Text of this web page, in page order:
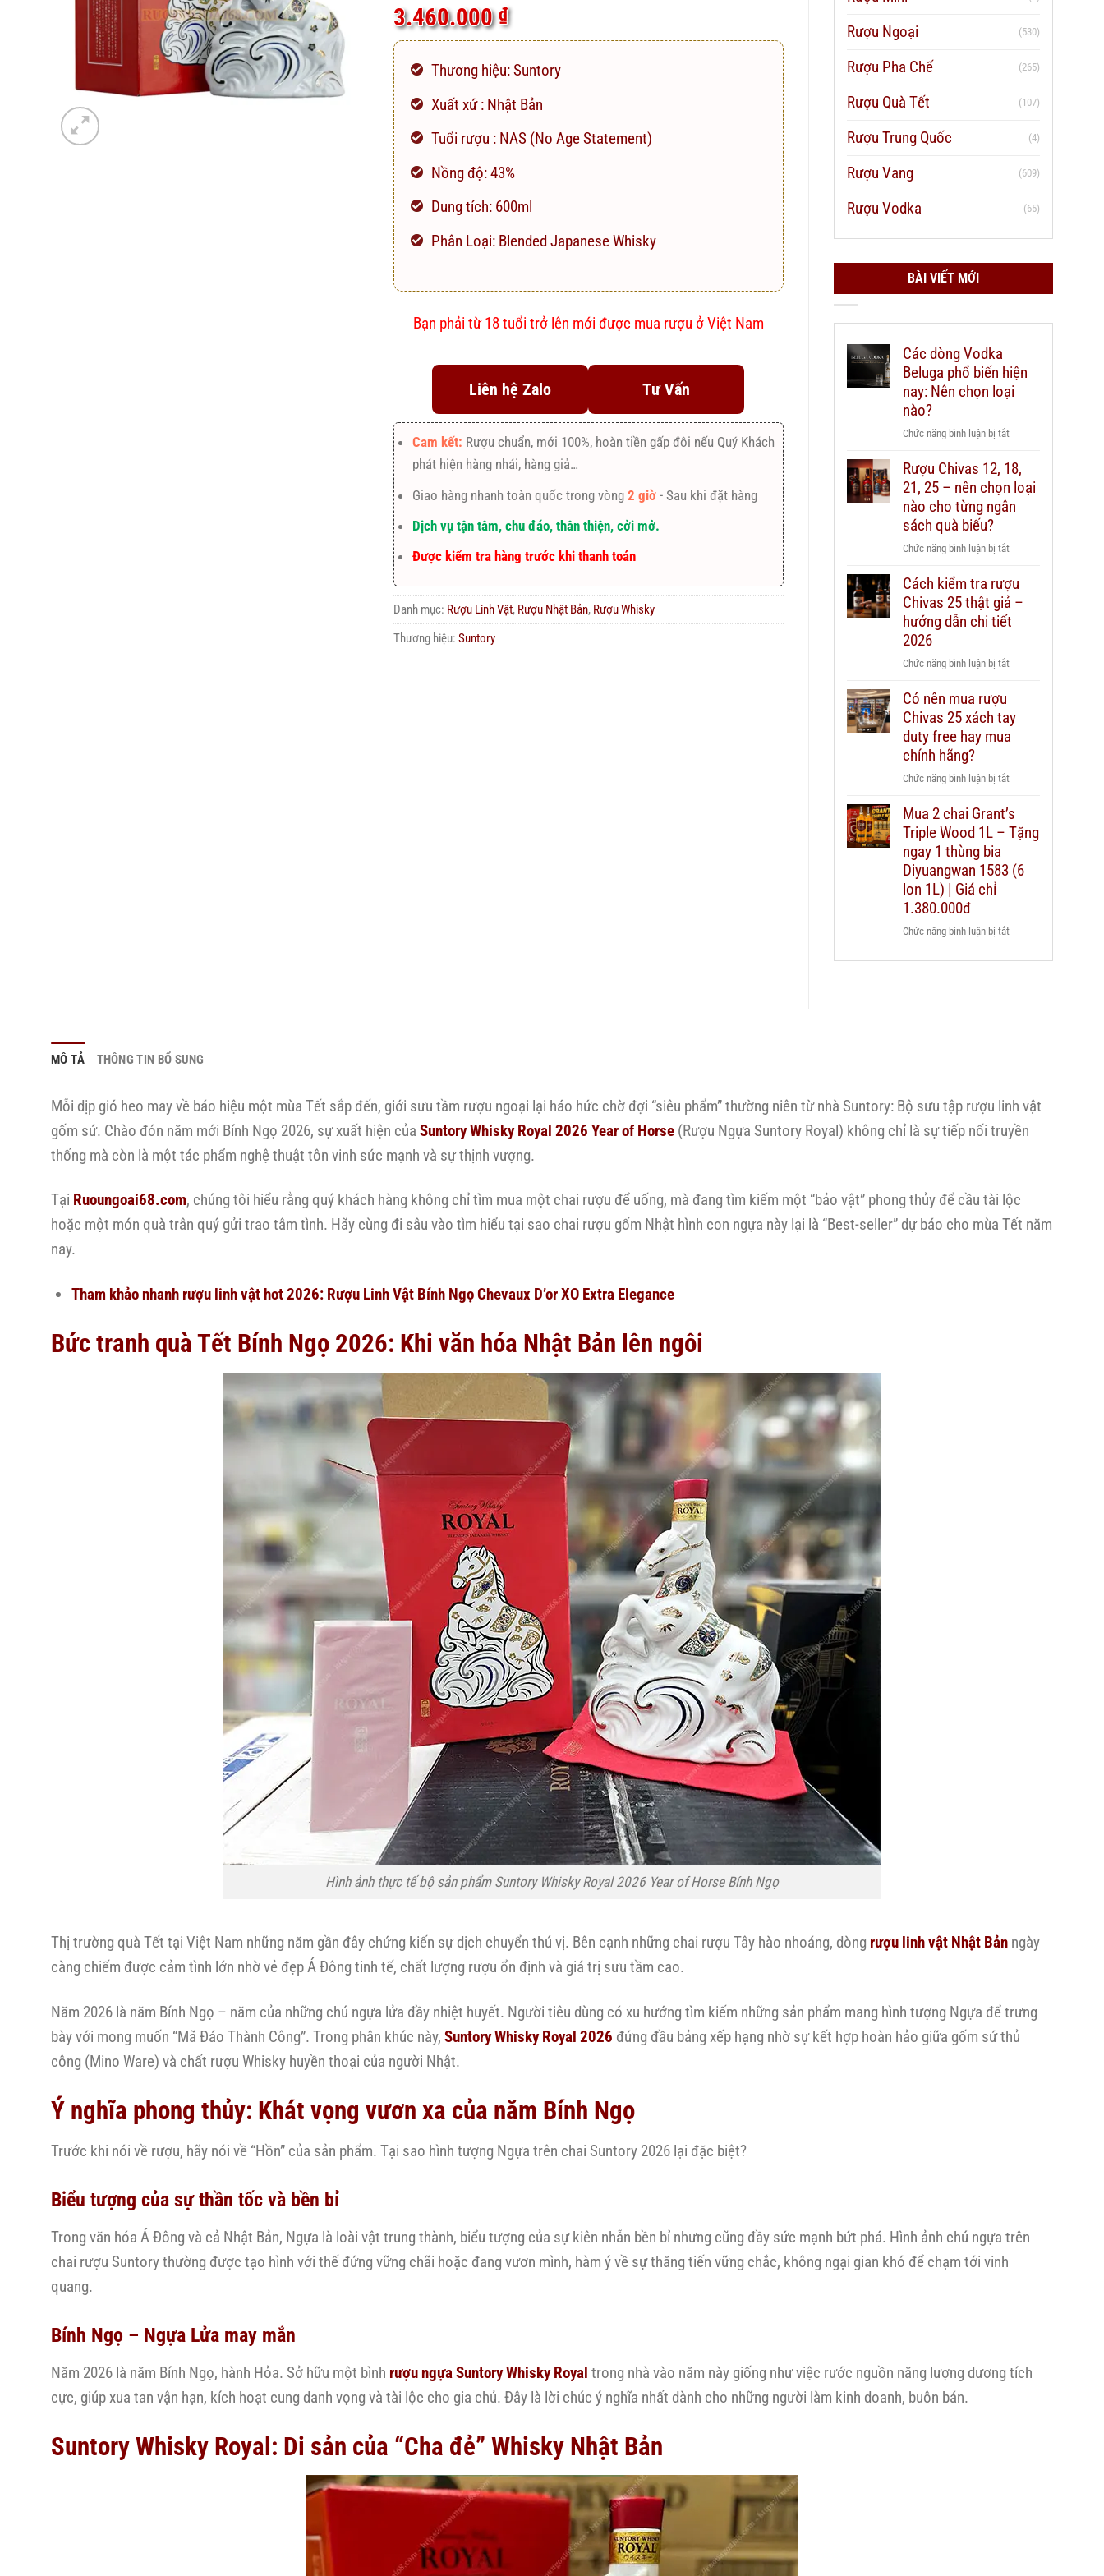
dựa trên
đánh giá
3.460.000₫
Thương hiệu: Suntory
Xuất xứ : Nhật Bản
Tuổi rượu : NAS (No Age Statement)
Nồng độ: 43%
Dung tích: 600ml
Phân Loại: Blended Japanese Whisky
Bạn phải từ 18 tuổi trở lên mới được mua rượu ở Việt Nam
Liên hệ Zalo Tư Vấn
Cam kết: Rượu chuẩn, mới 100%, hoàn tiền gấp đôi nếu Quý Khách
phát hiện hàng nhái, hàng giả…
Giao hàng nhanh toàn quốc trong vòng 2 giờ- Sau khi đặt hàng
Dịch vụ tận tâm, chu đáo, thân thiện, cởi mở.
Được kiểm tra hàng trước khi thanh toán
Danh mục: Rượu Linh Vật, Rượu Nhật Bản, Rượu Whisky
Thương hiệu: Suntory
Rượu Ngoại (530)
Rượu Pha Chế (265)
Rượu Quà Tết (107)
Rượu Trung Quốc (4)
Rượu Vang (609)
Rượu Vodka (65)
BÀI VIẾT MỚI
Các dòng Vodka
Beluga phổ biến hiện
nay: Nên chọn loại
nào?
Chức năng bình luận bị tắtở
dòng
Vodka
Beluga
hiện
Nên
chọn
loại
Rượu Chivas 12, 18,
21, 25 – nên chọn loại
nào cho từng ngân
sách quà biếu?
Chức năng bình luận bị tắtở
Chivas
12,
18,
–
loại
nào
quà
biếu?
Cách kiểm tra rượu
Chivas 25 thật giả –
hướng dẫn chi tiết
2026
Chức năng bình luận bị tắtở
tra
rượu
thật
–
hướng
chi
Có nên mua rượu
Chivas 25 xách tay
duty free hay mua
chính hãng?
Chức năng bình luận bị tắtở
nên
mua
Chivas
25
duty
Mua 2 chai Grant’s
Triple Wood 1L – Tặng
ngay 1 thùng bia
Diyuangwan 1583 (6
lon 1L) | Giá chỉ
1.380.000đ
Chức năng bình luận bị tắtở
2
ngay
thùng
(6
lon
MÔ TẢ THÔNG TIN BỔ SUNG
Mỗi dịp gió heo may về báo hiệu một mùa Tết sắp đến, giới sưu tầm rượu ngoại lại háo hức chờ đợi “siêu phẩm” thường niên từ nhà Suntory: Bộ sưu tập rượu linh vật
gốm sứ. Chào đón năm mới Bính Ngọ 2026, sự xuất hiện của Suntory Whisky Royal 2026 Year of Horse (Rượu Ngựa Suntory Royal) không chỉ là sự tiếp nối truyền
thống mà còn là một tác phẩm nghệ thuật tôn vinh sức mạnh và sự thịnh vượng.
Tại Ruoungoai68.com, chúng tôi hiểu rằng quý khách hàng không chỉ tìm mua một chai rượu để uống, mà đang tìm kiếm một “bảo vật” phong thủy để cầu tài lộc
hoặc một món quà trân quý gửi trao tâm tình. Hãy cùng đi sâu vào tìm hiểu tại sao chai rượu gốm Nhật hình con ngựa này lại là “Best-seller” dự báo cho mùa Tết năm
nay.
Tham khảo nhanh rượu linh vật hot 2026: Rượu Linh Vật Bính Ngọ Chevaux D’or XO Extra Elegance
Bức tranh quà Tết Bính Ngọ 2026: Khi văn hóa Nhật Bản lên ngôi
Hình ảnh thực tế bộ sản phẩm Suntory Whisky Royal 2026 Year of Horse Bính Ngọ
Thị trường quà Tết tại Việt Nam những năm gần đây chứng kiến sự dịch chuyển thú vị. Bên cạnh những chai rượu Tây hào nhoáng, dòng rượu linh vật Nhật Bản ngày
càng chiếm được cảm tình lớn nhờ vẻ đẹp Á Đông tinh tế, chất lượng rượu ổn định và giá trị sưu tầm cao.
Năm 2026 là năm Bính Ngọ – năm của những chú ngựa lửa đầy nhiệt huyết. Người tiêu dùng có xu hướng tìm kiếm những sản phẩm mang hình tượng Ngựa để trưng
bày với mong muốn “Mã Đáo Thành Công”. Trong phân khúc này, Suntory Whisky Royal 2026 đứng đầu bảng xếp hạng nhờ sự kết hợp hoàn hảo giữa gốm sứ thủ
công (Mino Ware) và chất rượu Whisky huyền thoại của người Nhật.
Ý nghĩa phong thủy: Khát vọng vươn xa của năm Bính Ngọ
Trước khi nói về rượu, hãy nói về “Hồn” của sản phẩm. Tại sao hình tượng Ngựa trên chai Suntory 2026 lại đặc biệt?
Biểu tượng của sự thần tốc và bền bỉ
Trong văn hóa Á Đông và cả Nhật Bản, Ngựa là loài vật trung thành, biểu tượng của sự kiên nhẫn bền bỉ nhưng cũng đầy sức mạnh bứt phá. Hình ảnh chú ngựa trên
chai rượu Suntory thường được tạo hình với thế đứng vững chãi hoặc đang vươn mình, hàm ý về sự thăng tiến vững chắc, không ngại gian khó để chạm tới vinh
quang.
Bính Ngọ – Ngựa Lửa may mắn
Năm 2026 là năm Bính Ngọ, hành Hỏa. Sở hữu một bình rượu ngựa Suntory Whisky Royal trong nhà vào năm này giống như việc rước nguồn năng lượng dương tích
cực, giúp xua tan vận hạn, kích hoạt cung danh vọng và tài lộc cho gia chủ. Đây là lời chúc ý nghĩa nhất dành cho những người làm kinh doanh, buôn bán.
Suntory Whisky Royal: Di sản của “Cha đẻ” Whisky Nhật Bản